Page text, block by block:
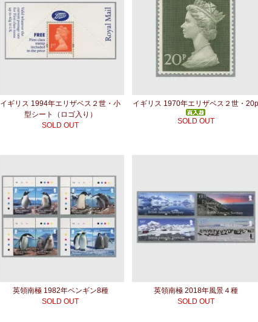
イギリス 1994年エリザベス２世・小
型シート（ロゴ入り）
SOLD OUT
イギリス 1970年エリザベス２世・20p
SOLD OUT
英領南極 1982年ペンギン8種
SOLD OUT
英領南極 2018年風景４種
SOLD OUT